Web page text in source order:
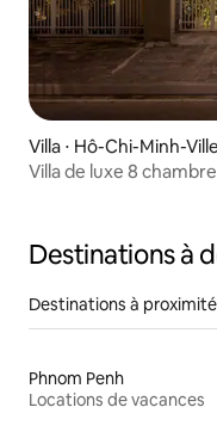
Villa ⋅ Hô-Chi-Minh-Ville
Villa de luxe 8
Destinations à
Destinations à proximité
Phnom Penh
Locations de vacances